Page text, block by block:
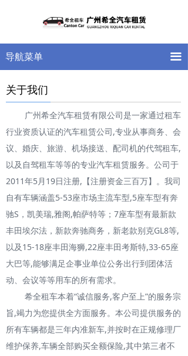
끀
车型展示
新闻中心
案例展示
留言反馈
联系我们
导航菜单
关于我们
广州希全汽车租赁有限公司是一家通过租车
行业资质认证的汽车租赁公司,专业从事商务、会
议、婚庆、旅游、机场接送、配司机的代驾租车,
以及自驾租车等等的专业汽车租赁服务。公司于
2011年5月19日注册,【注册资金三百万】。我司
自有车辆涵盖5-53座市场主流车型,5座车型有奔
驰S，凯美瑞,雅阁,帕萨特等；7座车型有最新款
丰田埃尔法，新款奔驰商务，新老款别克GL8等,
以及15-18座丰田海狮,22座丰田考斯特,33-65座
大巴等,能够满足企事业单位公务出行到团体活
动、会议等等用车的所有需求。
希全租车本着“诚信服务,客户至上”的服务宗
旨,竭力为您提供全方面服务。本公司提供服务的
所有车辆都是三年内准新车,并按时在正规修理厂
维护保养,车辆全部购买全额保险,其中第三者不